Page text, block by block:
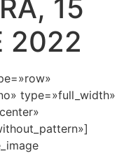
15
2022
type=»full_width»